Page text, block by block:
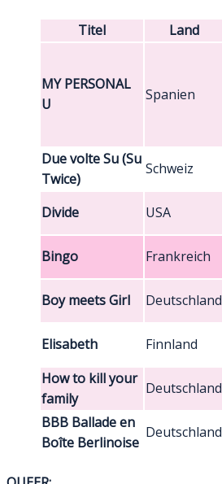
Titel Land
MY PERSONAL
U
Spanien
Due volte Su (Su
Twice)
Schweiz
Divide
USA
Bingo
Frankreich
Boy meets Girl
Deutschland
Elisabeth
Finnland
How to kill your
family
Deutschland
BBB Ballade en
Boîte Berlinoise
Deutschland